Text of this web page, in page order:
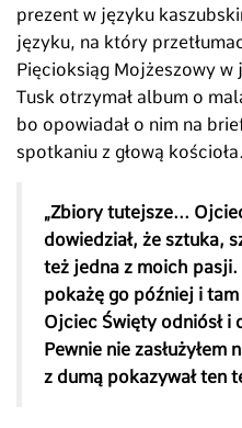
prezent w języku
języku, na który
Pięcioksiąg Mojżeszowy w
Tusk otrzymał album o
bo opowiadał o nim na
spotkaniu z głową kościoła.
„Zbiory tutejsze...
dowiedział, że sztuka,
też jedna z moich
pokażę go później i
Ojciec Święty odniósł i
Pewnie nie
z dumą pokazywał ten